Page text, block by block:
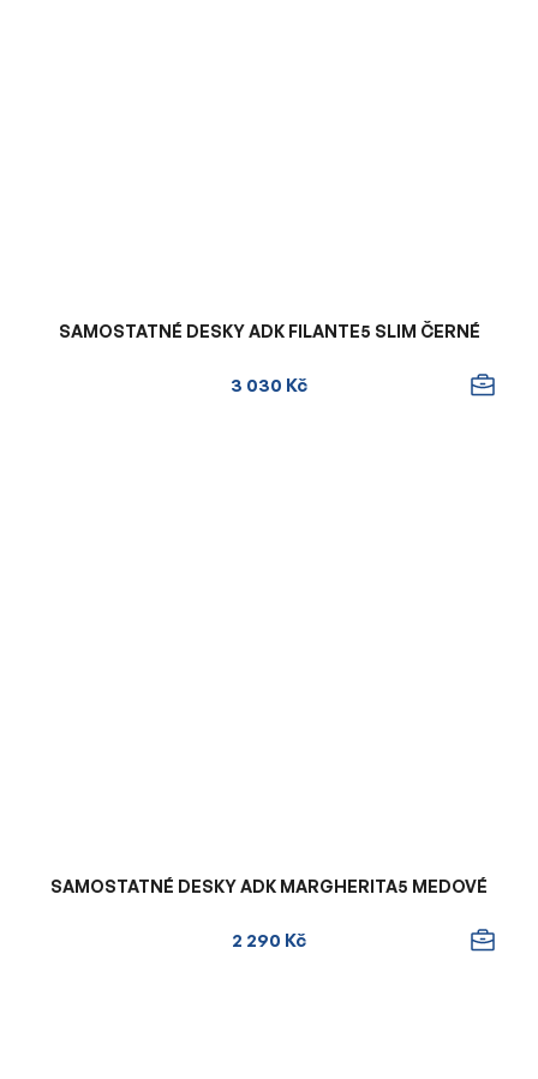
SAMOSTATNÉ DESKY ADK FILANTE5 SLIM ČERNÉ
3 030 Kč
SAMOSTATNÉ DESKY ADK MARGHERITA5 MEDOVÉ
2 290 Kč